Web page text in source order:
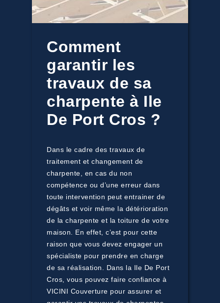
Comment
garantir les
travaux de sa
charpente à Ile
De Port Cros ?
Dans le cadre des travaux de
traitement et changement de
charpente, en cas du non
compétence ou d’une erreur dans
toute intervention peut entrainer de
dégâts et voir même la détérioration
de la charpente et la toiture de votre
maison. En effet, c’est pour cette
raison que vous devez engager un
spécialiste pour prendre en charge
de sa réalisation. Dans la Ile De Port
Cros, vous pouvez faire confiance à
VICINI Couverture pour assurer et